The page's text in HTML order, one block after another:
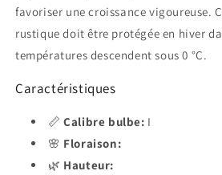
favoriser une croissance vigoureuse.
rustique doit être protégée en hiver
températures descendent sous 0 °C.
Caractéristiques
📏Calibre bulbe: I
🌸 Floraison:
🌿 Hauteur: